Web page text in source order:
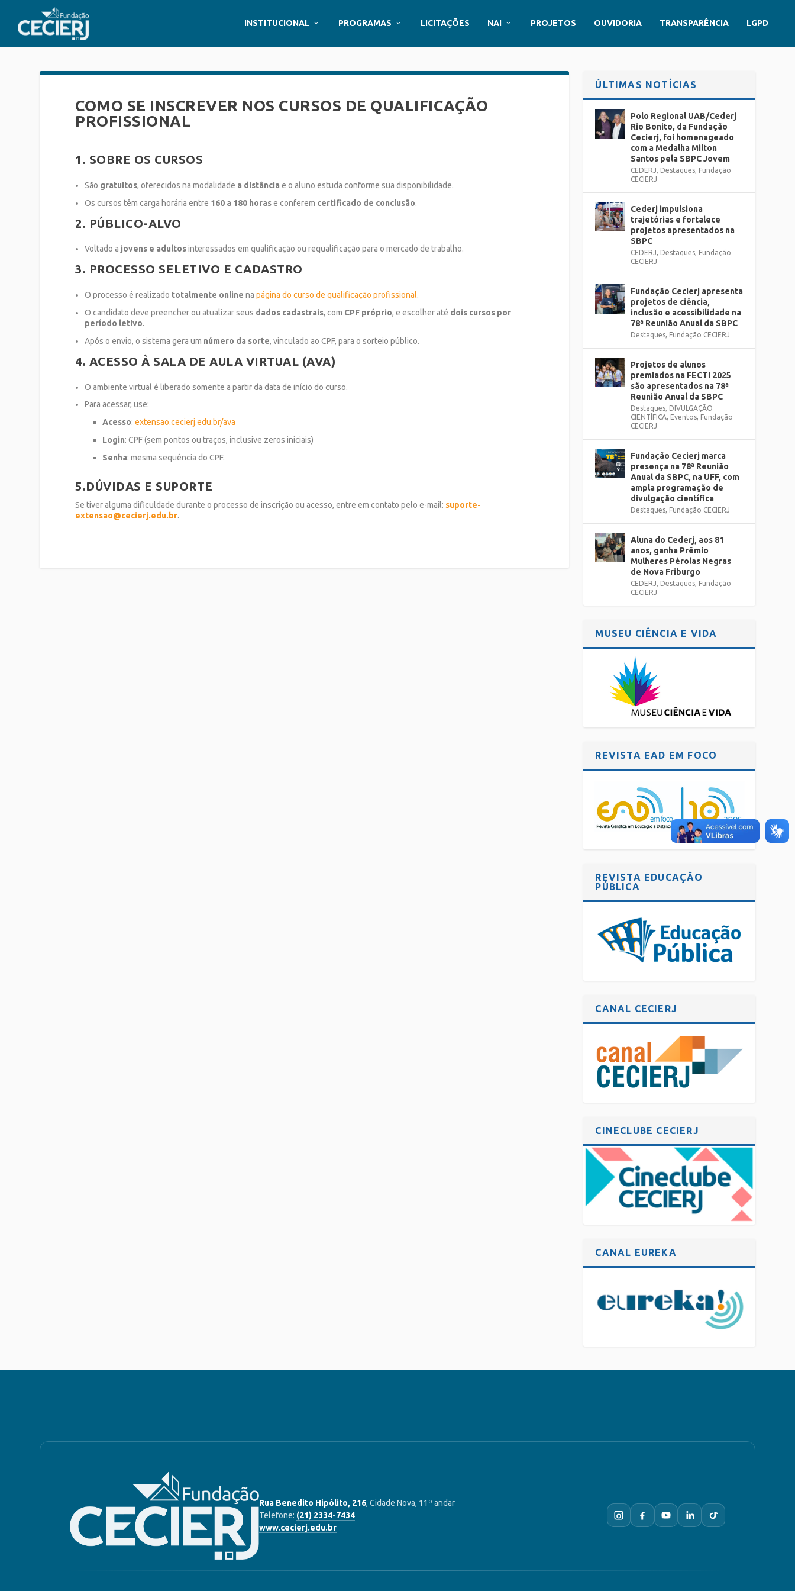
INSTITUCIONAL PROGRAMAS LICITAÇÕES NAI PROJETOS OUVIDORIA TRANSPARÊNCIA LGPD
COMO SE INSCREVER NOS CURSOS DE QUALIFICAÇÃO
PROFISSIONAL
1. SOBRE OS CURSOS
São gratuitos, oferecidos na modalidade a distânciae o aluno estuda conforme sua disponibilidade.
Os cursos têm carga horária entre 160 a 180 horase conferem certificado de conclusão.
2. PÚBLICO-ALVO
Voltado a jovens e adultosinteressados em qualificação ou requalificação para o mercado de trabalho.
3. PROCESSO SELETIVO E CADASTRO
O processo é realizado totalmente online napágina do curso de qualificação profissional.
O candidato deve preencher ou atualizar seus dados cadastrais, com CPF próprio, e escolher até dois cursos por
período letivo.
Após o envio, o sistema gera um número da sorte, vinculado ao CPF, para o sorteio público.
4. ACESSO À SALA DE AULA VIRTUAL (AVA)
O ambiente virtual é liberado somente a partir da data de início do curso.
Para acessar, use:
Acesso:extensao.cecierj.edu.br/ava
Login: CPF (sem pontos ou traços, inclusive zeros iniciais)
Senha: mesma sequência do CPF.
5.DÚVIDAS E SUPORTE
Se tiver alguma dificuldade durante o processo de inscrição ou acesso, entre em contato pelo e-mail: suporte-
extensao@cecierj.edu.br.
ÚLTIMAS NOTÍCIAS
Polo Regional UAB/Cederj
Rio Bonito, da Fundação
Cecierj, foi homenageado
com a Medalha Milton
Santos pela SBPC Jovem
CEDERJ, Destaques, Fundação
CECIERJ
Cederj impulsiona
trajetórias e fortalece
projetos apresentados na
SBPC
CEDERJ, Destaques, Fundação
CECIERJ
Fundação Cecierj apresenta
projetos de ciência,
inclusão e acessibilidade na
78ª Reunião Anual da SBPC
Destaques, Fundação CECIERJ
Projetos de alunos
premiados na FECTI 2025
são apresentados na 78ª
Reunião Anual da SBPC
Destaques, DIVULGAÇÃO
CIENTÍFICA, Eventos, Fundação
CECIERJ
Fundação Cecierj marca
presença na 78ª Reunião
Anual da SBPC, na UFF, com
ampla programação de
divulgação científica
Destaques, Fundação CECIERJ
Aluna do Cederj, aos 81
anos, ganha Prêmio
Mulheres Pérolas Negras
de Nova Friburgo
CEDERJ, Destaques, Fundação
CECIERJ
MUSEU CIÊNCIA E VIDA
REVISTA EAD EM FOCO
REVISTA EDUCAÇÃO
PÚBLICA
CANAL CECIERJ
CINECLUBE CECIERJ
CANAL EUREKA
Rua Benedito Hipólito, 216, Cidade Nova, 11º andar
Telefone: (21) 2334-7434
www.cecierj.edu.br